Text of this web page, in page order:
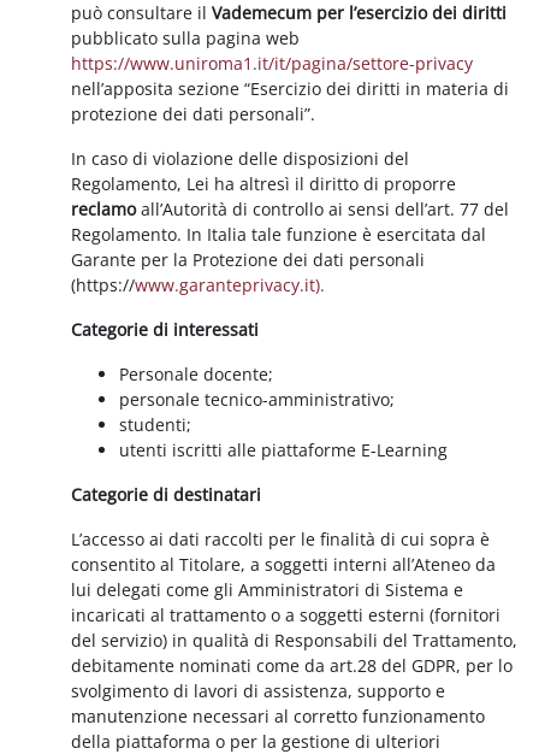
può consultare ilVademecum per l’esercizio dei diritti
pubblicato sulla pagina web
https://www.uniroma1.it/it/pagina/settore-privacy
nell’apposita sezione “Esercizio dei diritti in materia di
protezione dei dati personali”.
In caso di violazione delle disposizioni del
Regolamento, Lei ha altresì il diritto di proporre
reclamoall’Autorità di controllo ai sensi dell’art. 77 del
Regolamento. In Italia tale funzione è esercitata dal
Garante per la Protezione dei dati personali
(https://www.garanteprivacy.it).
Categorie di interessati
Personale docente;
personale tecnico-amministrativo;
studenti;
utenti iscritti alle piattaforme E-Learning
Categorie di destinatari
L’accesso ai dati raccolti per le finalità di cui sopra è
consentito al Titolare, a soggetti interni all’Ateneo da
lui delegati come gli Amministratori di Sistema e
incaricati al trattamento o a soggetti esterni (fornitori
del servizio) in qualità di Responsabili del Trattamento,
debitamente nominati come da art.28 del GDPR, per lo
svolgimento di lavori di assistenza, supporto e
manutenzione necessari al corretto funzionamento
della piattaforma o per la gestione di ulteriori